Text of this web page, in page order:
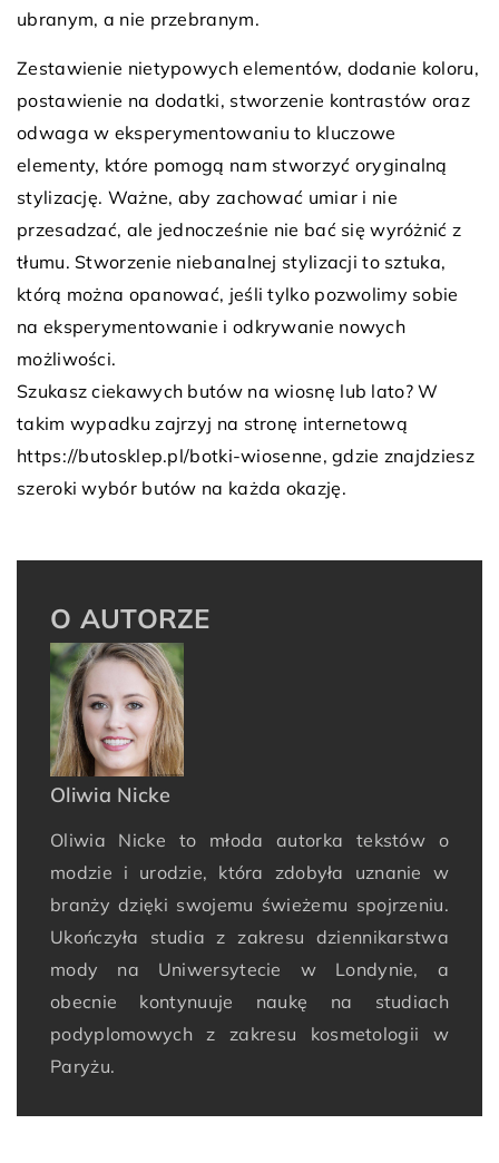
ubranym, a nie przebranym.
Zestawienie nietypowych elementów, dodanie koloru,
postawienie na dodatki, stworzenie kontrastów oraz
odwaga w eksperymentowaniu to kluczowe
elementy, które pomogą nam stworzyć oryginalną
stylizację. Ważne, aby zachować umiar i nie
przesadzać, ale jednocześnie nie bać się wyróżnić z
tłumu. Stworzenie niebanalnej stylizacji to sztuka,
którą można opanować, jeśli tylko pozwolimy sobie
na eksperymentowanie i odkrywanie nowych
możliwości.
Szukasz ciekawych butów na wiosnę lub lato? W
takim wypadku zajrzyj na stronę internetową
https://butosklep.pl/botki-wiosenne, gdzie znajdziesz
szeroki wybór butów na każda okazję.
O AUTORZE
Oliwia Nicke
Oliwia Nicke to młoda autorka tekstów o
modzie i urodzie, która zdobyła uznanie w
branży dzięki swojemu świeżemu spojrzeniu.
Ukończyła studia z zakresu dziennikarstwa
mody na Uniwersytecie w Londynie, a
obecnie kontynuuje naukę na studiach
podyplomowych z zakresu kosmetologii w
Paryżu.